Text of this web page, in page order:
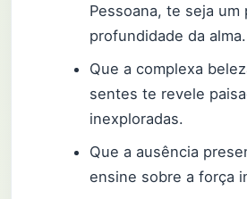
Pessoana, te seja um
profundidade da alma.
Que a complexa
sentes te revele
inexploradas.
Que a ausência
ensine sobre a força